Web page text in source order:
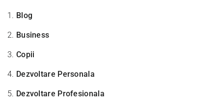
1. Blog
2. Business
3. Copii
4. Dezvoltare Personala
5. Dezvoltare Profesionala